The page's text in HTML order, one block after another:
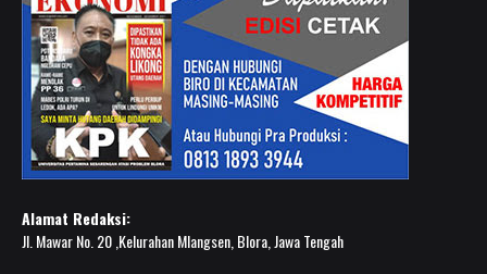
Alamat Redaksi:
Jl. Mawar No. 20 ,Kelurahan Mlangsen, Blora, Jawa Tengah